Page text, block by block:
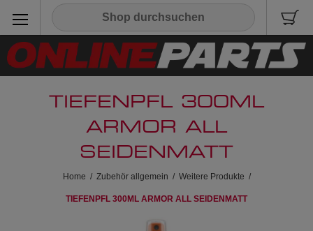
TIEFENPFL 300ML
ARMOR ALL
SEIDENMATT
Home / Zubehör allgemein / Weitere Produkte /
TIEFENPFL 300ML ARMOR ALL SEIDENMATT